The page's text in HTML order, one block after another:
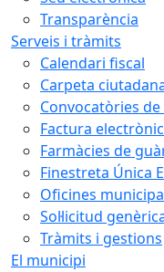
Transparència
Serveis i tràmits
Calendari fiscal
Carpeta
Convocatòries
Factura
Farmàcies de
Finestreta Única
Oficines
Sol·licitud
Tràmits i gestions
El municipi